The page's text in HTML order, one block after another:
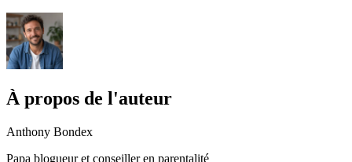
À propos de l'auteur
Anthony Bondex
Papa blogueur et conseiller en parentalité